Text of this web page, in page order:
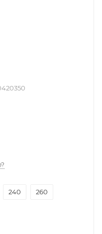
240 260